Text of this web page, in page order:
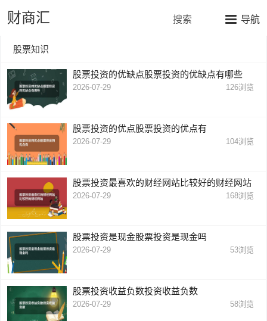
财商汇 导航
搜索
股票知识
股票投资的优缺点股票投资的优缺点有哪些
2026-07-29 126浏览
股票投资的优点股票投资的优点有
2026-07-29 104浏览
股票投资最喜欢的财经网站比较好的财经网站
2026-07-29 168浏览
股票投资是现金股票投资是现金吗
2026-07-29 53浏览
股票投资收益负数投资收益负数
2026-07-29 58浏览